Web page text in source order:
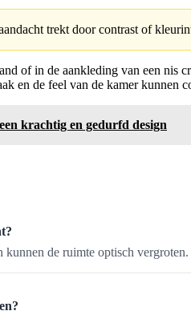
trekt door contrast of
of in de aankleding van een nis
en de feel van de kamer kunnen
krachtig en gedurfd design
de ruimte optisch